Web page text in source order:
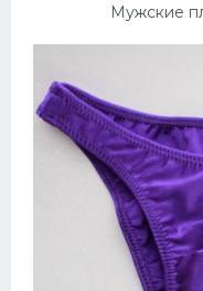
Мужские